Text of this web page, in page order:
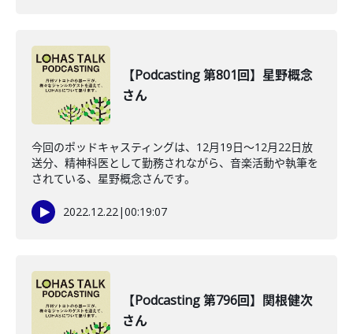
【Podcasting 第801回】星野概念
さん
今回のポッドキャスティングは、12月19日〜12月22日放
送分、精神科医として勤務されながら、音楽活動や執筆を
されている、星野概念さんです。
2022.12.22|00:19:07
【Podcasting 第796回】関根健次
さん